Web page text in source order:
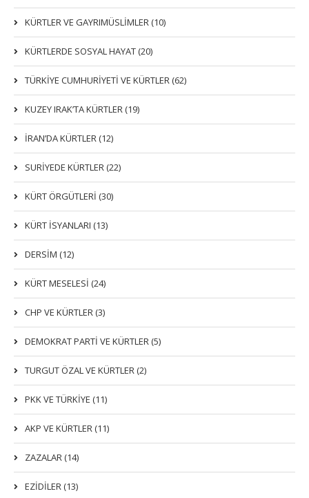
KÜRTLER VE GAYRIMÜSLIMLER (10)
KÜRTLERDE SOSYAL HAYAT (20)
TÜRKİYE CUMHURİYETİ VE KÜRTLER (62)
KUZEY IRAK’TA KÜRTLER (19)
İRAN’DA KÜRTLER (12)
SURİYEDE KÜRTLER (22)
KÜRT ÖRGÜTLERİ (30)
KÜRT İSYANLARI (13)
DERSIM (12)
KÜRT MESELESİ (24)
CHP VE KÜRTLER (3)
DEMOKRAT PARTI VE KÜRTLER (5)
TURGUT ÖZAL VE KÜRTLER (2)
PKK VE TÜRKIYE (11)
AKP VE KÜRTLER (11)
ZAZALAR (14)
EZIDILER (13)